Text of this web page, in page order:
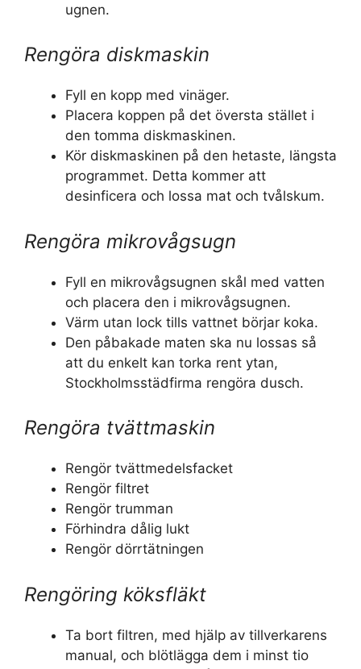
ugnen.
Rengöra diskmaskin
Fyll en kopp med vinäger.
Placera koppen på det översta stället i
den tomma diskmaskinen.
Kör diskmaskinen på den hetaste, längsta
programmet. Detta kommer att
desinficera och lossa mat och tvålskum.
Rengöra mikrovågsugn
Fyll en mikrovågsugnen skål med vatten
och placera den i mikrovågsugnen.
Värm utan lock tills vattnet börjar koka.
Den påbakade maten ska nu lossas så
att du enkelt kan torka rent ytan,
Stockholmsstädfirma rengöra dusch.
Rengöra tvättmaskin
Rengör tvättmedelsfacket
Rengör filtret
Rengör trumman
Förhindra dålig lukt
Rengör dörrtätningen
Rengöring köksfläkt
Ta bort filtren, med hjälp av tillverkarens
manual, och blötlägga dem i minst tio